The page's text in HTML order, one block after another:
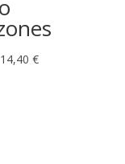
14,40€Rango